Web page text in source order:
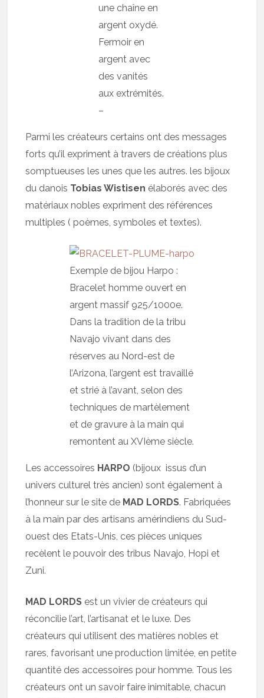
une chaîne en
argent oxydé.
Fermoir en
argent avec
des vanités
aux extrémités.
–
Parmi les créateurs certains ont des messages
forts qu’il expriment à travers de créations plus
somptueuses les unes que les autres. les bijoux
du danois Tobias Wistisen élaborés avec des
matériaux nobles expriment des références
multiples ( poèmes, symboles et textes).
Exemple de bijou Harpo :
Bracelet homme ouvert en
argent massif 925/1000e.
Dans la tradition de la tribu
Navajo vivant dans des
réserves au Nord-est de
l’Arizona, l’argent est travaillé
et strié à l’avant, selon des
techniques de martèlement
et de gravure à la main qui
remontent au XVIème siècle.
Les accessoires HARPO (bijoux issus d’un
univers culturel très ancien) sont également à
l’honneur sur le site de MAD LORDS. Fabriquées
à la main par des artisans amérindiens du Sud-
ouest des Etats-Unis, ces pièces uniques
recèlent le pouvoir des tribus Navajo, Hopi et
Zuni.
MAD LORDS est un vivier de créateurs qui
réconcilie l’art, l’artisanat et le luxe. Des
créateurs qui utilisent des matières nobles et
rares, favorisant une production limitée, en petite
quantité des accessoires pour homme. Tous les
créateurs ont un savoir faire inimitable, chacun